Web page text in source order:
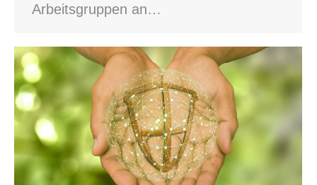
Arbeitsgruppen an…